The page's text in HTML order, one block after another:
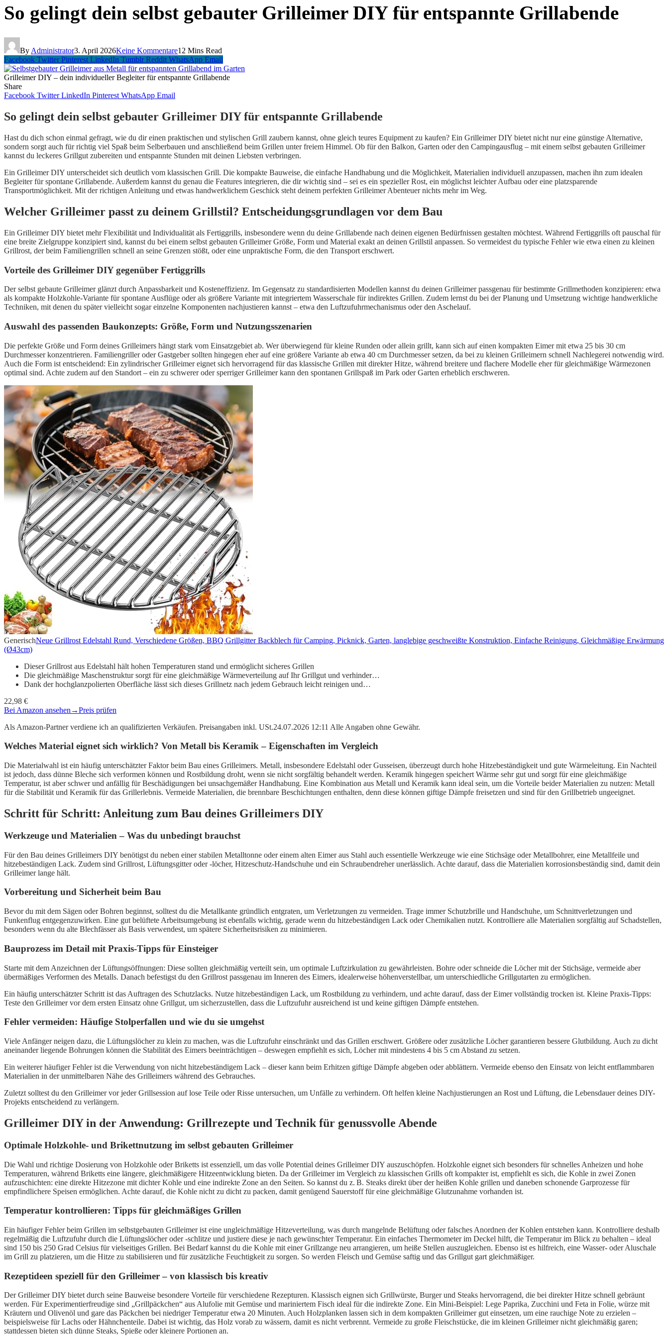
So gelingt dein selbst gebauter Grilleimer DIY für entspannte Grillabende
By Administrator3. April 2026Keine Kommentare12 Mins Read
Facebook Twitter Pinterest LinkedIn Tumblr Reddit WhatsApp Email
Grilleimer DIY – dein individueller Begleiter für entspannte Grillabende
Share
Facebook Twitter LinkedIn Pinterest WhatsApp Email
So gelingt dein selbst gebauter Grilleimer DIY für entspannte Grillabende
Hast du dich schon einmal gefragt, wie du dir einen praktischen und stylischen Grill zaubern kannst, ohne gleich teures Equipment zu kaufen? Ein Grilleimer DIY bietet nicht nur eine günstige Alternative,
sondern sorgt auch für richtig viel Spaß beim Selberbauen und anschließend beim Grillen unter freiem Himmel. Ob für den Balkon, Garten oder den Campingausflug – mit einem selbst gebauten Grilleimer
kannst du leckeres Grillgut zubereiten und entspannte Stunden mit deinen Liebsten verbringen.
Ein Grilleimer DIY unterscheidet sich deutlich vom klassischen Grill. Die kompakte Bauweise, die einfache Handhabung und die Möglichkeit, Materialien individuell anzupassen, machen ihn zum idealen
Begleiter für spontane Grillabende. Außerdem kannst du genau die Features integrieren, die dir wichtig sind – sei es ein spezieller Rost, ein möglichst leichter Aufbau oder eine platzsparende
Transportmöglichkeit. Mit der richtigen Anleitung und etwas handwerklichem Geschick steht deinem perfekten Grilleimer Abenteuer nichts mehr im Weg.
Welcher Grilleimer passt zu deinem Grillstil? Entscheidungsgrundlagen vor dem Bau
Ein Grilleimer DIY bietet mehr Flexibilität und Individualität als Fertiggrills, insbesondere wenn du deine Grillabende nach deinen eigenen Bedürfnissen gestalten möchtest. Während Fertiggrills oft pauschal für
eine breite Zielgruppe konzipiert sind, kannst du bei einem selbst gebauten Grilleimer Größe, Form und Material exakt an deinen Grillstil anpassen. So vermeidest du typische Fehler wie etwa einen zu kleinen
Grillrost, der beim Familiengrillen schnell an seine Grenzen stößt, oder eine unpraktische Form, die den Transport erschwert.
Vorteile des Grilleimer DIY gegenüber Fertiggrills
Der selbst gebaute Grilleimer glänzt durch Anpassbarkeit und Kosteneffizienz. Im Gegensatz zu standardisierten Modellen kannst du deinen Grilleimer passgenau für bestimmte Grillmethoden konzipieren: etwa
als kompakte Holzkohle-Variante für spontane Ausflüge oder als größere Variante mit integriertem Wasserschale für indirektes Grillen. Zudem lernst du bei der Planung und Umsetzung wichtige handwerkliche
Techniken, mit denen du später vielleicht sogar einzelne Komponenten nachjustieren kannst – etwa den Luftzufuhrmechanismus oder den Aschelauf.
Auswahl des passenden Baukonzepts: Größe, Form und Nutzungsszenarien
Die perfekte Größe und Form deines Grilleimers hängt stark vom Einsatzgebiet ab. Wer überwiegend für kleine Runden oder allein grillt, kann sich auf einen kompakten Eimer mit etwa 25 bis 30 cm
Durchmesser konzentrieren. Familiengriller oder Gastgeber sollten hingegen eher auf eine größere Variante ab etwa 40 cm Durchmesser setzen, da bei zu kleinen Grilleimern schnell Nachlegerei notwendig wird.
Auch die Form ist entscheidend: Ein zylindrischer Grilleimer eignet sich hervorragend für das klassische Grillen mit direkter Hitze, während breitere und flachere Modelle eher für gleichmäßige Wärmezonen
optimal sind. Achte zudem auf den Standort – ein zu schwerer oder sperriger Grilleimer kann den spontanen Grillspaß im Park oder Garten erheblich erschweren.
GenerischNeue Grillrost Edelstahl Rund, Verschiedene Größen, BBQ Grillgitter Backblech für Camping, Picknick, Garten, langlebige geschweißte Konstruktion, Einfache Reinigung, Gleichmäßige Erwärmung
(Ø43cm)
Dieser Grillrost aus Edelstahl hält hohen Temperaturen stand und ermöglicht sicheres Grillen
Die gleichmäßige Maschenstruktur sorgt für eine gleichmäßige Wärmeverteilung auf Ihr Grillgut und verhinder…
Dank der hochglanzpolierten Oberfläche lässt sich dieses Grillnetz nach jedem Gebrauch leicht reinigen und…
22,98 €
Bei Amazon ansehen →Preis prüfen
Als Amazon-Partner verdiene ich an qualifizierten Verkäufen. Preisangaben inkl. USt.24.07.2026 12:11 Alle Angaben ohne Gewähr.
Welches Material eignet sich wirklich? Von Metall bis Keramik – Eigenschaften im Vergleich
Die Materialwahl ist ein häufig unterschätzter Faktor beim Bau eines Grilleimers. Metall, insbesondere Edelstahl oder Gusseisen, überzeugt durch hohe Hitzebeständigkeit und gute Wärmeleitung. Ein Nachteil
ist jedoch, dass dünne Bleche sich verformen können und Rostbildung droht, wenn sie nicht sorgfältig behandelt werden. Keramik hingegen speichert Wärme sehr gut und sorgt für eine gleichmäßige
Temperatur, ist aber schwer und anfällig für Beschädigungen bei unsachgemäßer Handhabung. Eine Kombination aus Metall und Keramik kann ideal sein, um die Vorteile beider Materialien zu nutzen: Metall
für die Stabilität und Keramik für das Grillerlebnis. Vermeide Materialien, die brennbare Beschichtungen enthalten, denn diese können giftige Dämpfe freisetzen und sind für den Grillbetrieb ungeeignet.
Schritt für Schritt: Anleitung zum Bau deines Grilleimers DIY
Werkzeuge und Materialien – Was du unbedingt brauchst
Für den Bau deines Grilleimers DIY benötigst du neben einer stabilen Metalltonne oder einem alten Eimer aus Stahl auch essentielle Werkzeuge wie eine Stichsäge oder Metallbohrer, eine Metallfeile und
hitzebeständigen Lack. Zudem sind Grillrost, Lüftungsgitter oder -löcher, Hitzeschutz-Handschuhe und ein Schraubendreher unerlässlich. Achte darauf, dass die Materialien korrosionsbeständig sind, damit dein
Grilleimer lange hält.
Vorbereitung und Sicherheit beim Bau
Bevor du mit dem Sägen oder Bohren beginnst, solltest du die Metallkante gründlich entgraten, um Verletzungen zu vermeiden. Trage immer Schutzbrille und Handschuhe, um Schnittverletzungen und
Funkenflug entgegenzuwirken. Eine gut belüftete Arbeitsumgebung ist ebenfalls wichtig, gerade wenn du hitzebeständigen Lack oder Chemikalien nutzt. Kontrolliere alle Materialien sorgfältig auf Schadstellen,
besonders wenn du alte Blechfässer als Basis verwendest, um spätere Sicherheitsrisiken zu minimieren.
Bauprozess im Detail mit Praxis-Tipps für Einsteiger
Starte mit dem Anzeichnen der Lüftungsöffnungen: Diese sollten gleichmäßig verteilt sein, um optimale Luftzirkulation zu gewährleisten. Bohre oder schneide die Löcher mit der Stichsäge, vermeide aber
übermäßiges Verformen des Metalls. Danach befestigst du den Grillrost passgenau im Inneren des Eimers, idealerweise höhenverstellbar, um unterschiedliche Grillgutarten zu ermöglichen.
Ein häufig unterschätzter Schritt ist das Auftragen des Schutzlacks. Nutze hitzebeständigen Lack, um Rostbildung zu verhindern, und achte darauf, dass der Eimer vollständig trocken ist. Kleine Praxis-Tipps:
Teste den Grilleimer vor dem ersten Einsatz ohne Grillgut, um sicherzustellen, dass die Luftzufuhr ausreichend ist und keine giftigen Dämpfe entstehen.
Fehler vermeiden: Häufige Stolperfallen und wie du sie umgehst
Viele Anfänger neigen dazu, die Lüftungslöcher zu klein zu machen, was die Luftzufuhr einschränkt und das Grillen erschwert. Größere oder zusätzliche Löcher garantieren bessere Glutbildung. Auch zu dicht
aneinander liegende Bohrungen können die Stabilität des Eimers beeinträchtigen – deswegen empfiehlt es sich, Löcher mit mindestens 4 bis 5 cm Abstand zu setzen.
Ein weiterer häufiger Fehler ist die Verwendung von nicht hitzebeständigem Lack – dieser kann beim Erhitzen giftige Dämpfe abgeben oder abblättern. Vermeide ebenso den Einsatz von leicht entflammbaren
Materialien in der unmittelbaren Nähe des Grilleimers während des Gebrauches.
Zuletzt solltest du den Grilleimer vor jeder Grillsession auf lose Teile oder Risse untersuchen, um Unfälle zu verhindern. Oft helfen kleine Nachjustierungen an Rost und Lüftung, die Lebensdauer deines DIY-
Projekts entscheidend zu verlängern.
Grilleimer DIY in der Anwendung: Grillrezepte und Technik für genussvolle Abende
Optimale Holzkohle- und Brikettnutzung im selbst gebauten Grilleimer
Die Wahl und richtige Dosierung von Holzkohle oder Briketts ist essenziell, um das volle Potential deines Grilleimer DIY auszuschöpfen. Holzkohle eignet sich besonders für schnelles Anheizen und hohe
Temperaturen, während Briketts eine längere, gleichmäßigere Hitzeentwicklung bieten. Da der Grilleimer im Vergleich zu klassischen Grills oft kompakter ist, empfiehlt es sich, die Kohle in zwei Zonen
aufzuschichten: eine direkte Hitzezone mit dichter Kohle und eine indirekte Zone an den Seiten. So kannst du z. B. Steaks direkt über der heißen Kohle grillen und daneben schonende Garprozesse für
empfindlichere Speisen ermöglichen. Achte darauf, die Kohle nicht zu dicht zu packen, damit genügend Sauerstoff für eine gleichmäßige Glutzunahme vorhanden ist.
Temperatur kontrollieren: Tipps für gleichmäßiges Grillen
Ein häufiger Fehler beim Grillen im selbstgebauten Grilleimer ist eine ungleichmäßige Hitzeverteilung, was durch mangelnde Belüftung oder falsches Anordnen der Kohlen entstehen kann. Kontrolliere deshalb
regelmäßig die Luftzufuhr durch die Lüftungslöcher oder -schlitze und justiere diese je nach gewünschter Temperatur. Ein einfaches Thermometer im Deckel hilft, die Temperatur im Blick zu behalten – ideal
sind 150 bis 250 Grad Celsius für vielseitiges Grillen. Bei Bedarf kannst du die Kohle mit einer Grillzange neu arrangieren, um heiße Stellen auszugleichen. Ebenso ist es hilfreich, eine Wasser- oder Aluschale
im Grill zu platzieren, um die Hitze zu stabilisieren und für zusätzliche Feuchtigkeit zu sorgen. So werden Fleisch und Gemüse saftig und das Grillgut gart gleichmäßiger.
Rezeptideen speziell für den Grilleimer – von klassisch bis kreativ
Der Grilleimer DIY bietet durch seine Bauweise besondere Vorteile für verschiedene Rezepturen. Klassisch eignen sich Grillwürste, Burger und Steaks hervorragend, die bei direkter Hitze schnell gebräunt
werden. Für Experimentierfreudige sind „Grillpäckchen“ aus Alufolie mit Gemüse und mariniertem Fisch ideal für die indirekte Zone. Ein Mini-Beispiel: Lege Paprika, Zucchini und Feta in Folie, würze mit
Kräutern und Olivenöl und gare das Päckchen bei niedriger Temperatur etwa 20 Minuten. Auch Holzplanken lassen sich in dem kompakten Grilleimer gut einsetzen, um eine rauchige Note zu erzielen –
beispielsweise für Lachs oder Hähnchenteile. Dabei ist wichtig, das Holz vorab zu wässern, damit es nicht verbrennt. Vermeide zu große Fleischstücke, die im kleinen Grilleimer nicht gleichmäßig garen;
stattdessen bieten sich dünne Steaks, Spieße oder kleinere Portionen an.